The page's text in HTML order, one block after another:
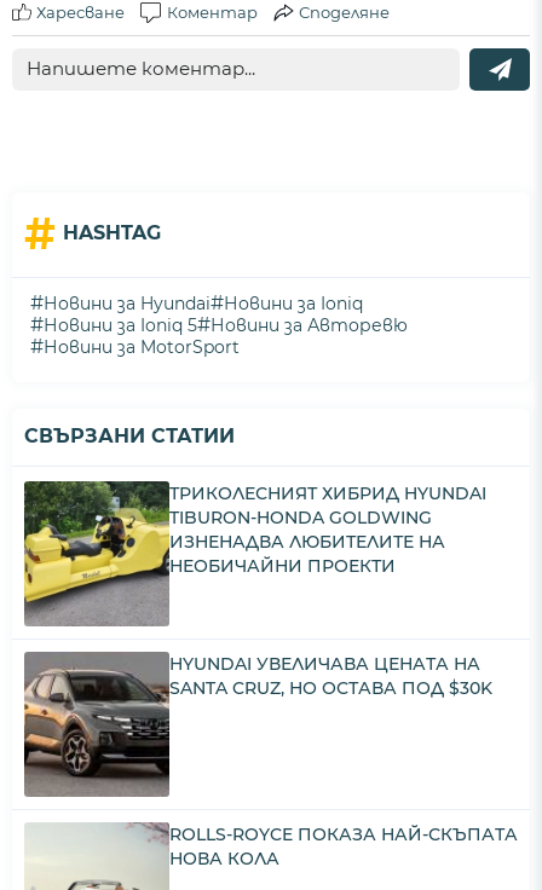
Харесване Коментар Споделяне
# HASHTAG
#Новини за Hyundai#Новини за Ioniq
#Новини за Ioniq 5#Новини за Авторевю
#Новини за MotorSport
СВЪРЗАНИ СТАТИИ
ТРИКОЛЕСНИЯТ ХИБРИД HYUNDAI
TIBURON-HONDA GOLDWING
ИЗНЕНАДВА ЛЮБИТЕЛИТЕ НА
НЕОБИЧАЙНИ ПРОЕКТИ
HYUNDAI УВЕЛИЧАВА ЦЕНАТА НА
SANTA CRUZ, НО ОСТАВА ПОД $30K
ROLLS-ROYCE ПОКАЗА НАЙ-СКЪПАТА
НОВА КОЛА